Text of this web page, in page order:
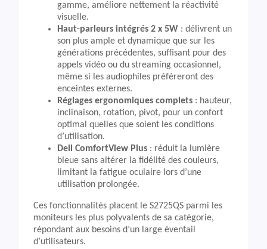
gamme, améliore nettement la réactivité
visuelle.
Haut-parleurs intégrés 2 x 5W : délivrent un
son plus ample et dynamique que sur les
générations précédentes, suffisant pour des
appels vidéo ou du streaming occasionnel,
même si les audiophiles préféreront des
enceintes externes.
Réglages ergonomiques complets : hauteur,
inclinaison, rotation, pivot, pour un confort
optimal quelles que soient les conditions
d’utilisation.
Dell ComfortView Plus : réduit la lumière
bleue sans altérer la fidélité des couleurs,
limitant la fatigue oculaire lors d’une
utilisation prolongée.
Ces fonctionnalités placent le S2725QS parmi les
moniteurs les plus polyvalents de sa catégorie,
répondant aux besoins d’un large éventail
d’utilisateurs.